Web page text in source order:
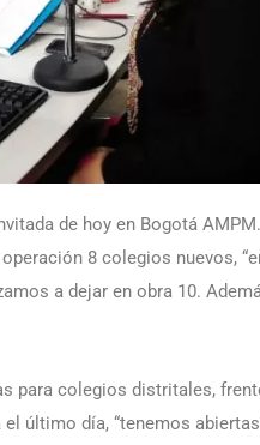
de hoy en Bogotá
8 colegios nuevos,
a dejar en obra 10.
para colegios distritales,
último día, “tenemos